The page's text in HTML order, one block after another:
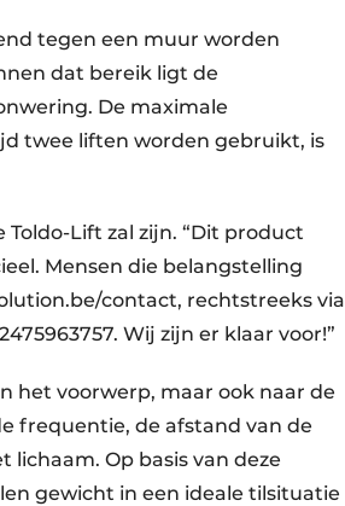
tegen een muur worden
dat bereik ligt de
De maximale
twee liften worden gebruikt, is
Lift zal zijn. “Dit product
Mensen die belangstelling
contact, rechtstreeks via
Wij zijn er klaar voor!”
het voorwerp, maar ook naar de
frequentie, de afstand van de
Op basis van deze
gewicht in een ideale tilsituatie